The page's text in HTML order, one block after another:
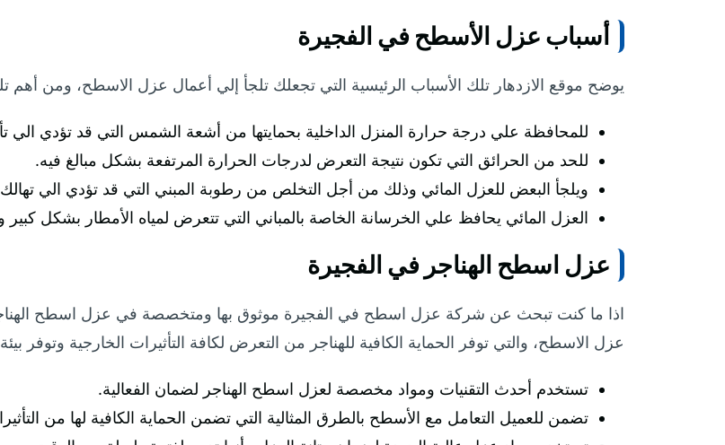
أسباب عزل الأسطح في الفجيرة
يوضح موقع الازدهار تلك الأسباب الرئيسية التي تجعلك تلجأ إلي أعمال عزل الاسطح، ومن أهم
للمحافظة علي درجة حرارة المنزل الداخلية بحمايتها من أشعة الشمس التي قد تؤدي الي
للحد من الحرائق التي تكون نتيجة التعرض لدرجات الحرارة المرتفعة بشكل مبالغ فيه.
ويلجأ البعض للعزل المائي وذلك من أجل التخلص من رطوبة المبني التي قد تؤدي الي تهالك
العزل المائي يحافظ علي الخرسانة الخاصة بالمباني التي تتعرض لمياه الأمطار بشكل
عزل اسطح الهناجر في الفجيرة
اذا ما كنت تبحث عن شركة عزل اسطح في الفجيرة موثوق بها ومتخصصة في عزل اسطح
عزل الاسطح، والتي توفر الحماية الكافية للهناجر من التعرض لكافة التأثيرات الخارجية وتوفر
تستخدم أحدث التقنيات ومواد مخصصة لعزل اسطح الهناجر لضمان الفعالية.
تضمن للعميل التعامل مع الأسطح بالطرق المثالية التي تضمن الحماية الكافية لها من